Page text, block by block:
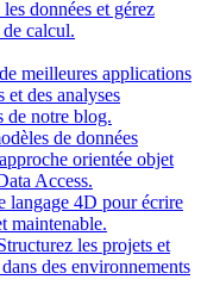
données et gérez
calcul.
meilleures applications
et des analyses
de notre blog.
de données
orientée objet
Access.
langage 4D pour écrire
maintenable.
les projets et
des environnements